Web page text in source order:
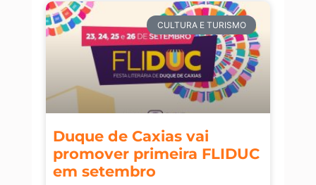
CULTURA E TURISMO
Duque de Caxias vai
promover primeira FLIDUC
em setembro